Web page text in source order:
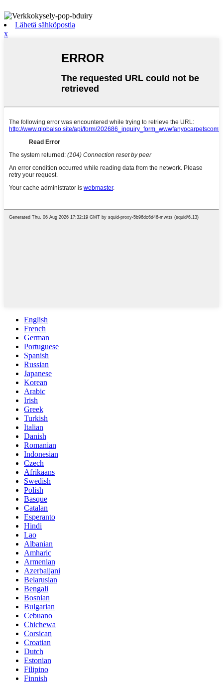
Lähetä sähköpostia
x
English
French
German
Portuguese
Spanish
Russian
Japanese
Korean
Arabic
Irish
Greek
Turkish
Italian
Danish
Romanian
Indonesian
Czech
Afrikaans
Swedish
Polish
Basque
Catalan
Esperanto
Hindi
Lao
Albanian
Amharic
Armenian
Azerbaijani
Belarusian
Bengali
Bosnian
Bulgarian
Cebuano
Chichewa
Corsican
Croatian
Dutch
Estonian
Filipino
Finnish